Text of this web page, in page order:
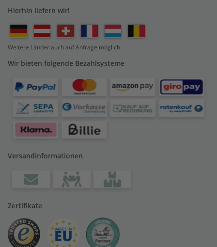
Hierhin liefern wir!
Weitere Länder auch auf Anfrage möglich
Wir bieten folgende Bezahlsysteme
Versandinformationen
Zertifikate